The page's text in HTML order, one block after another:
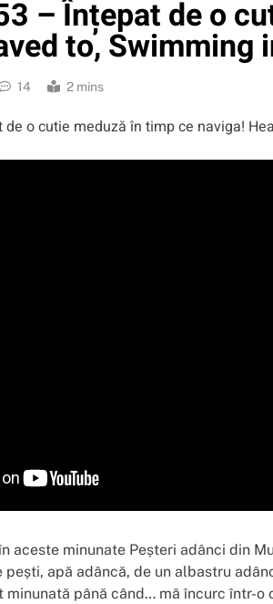
– Înțepat de o
to, Swimming
14 2 mins
aceste minunate Peșteri adânci din
pești, apă adâncă, de un albastru
minunată până când… mă încurc într-o